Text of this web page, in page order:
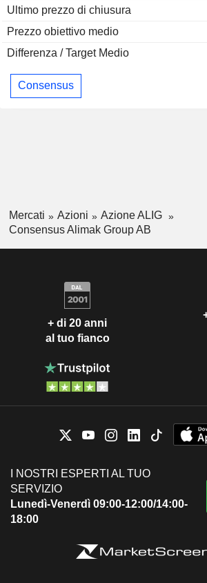
Ultimo prezzo di chiusura
Prezzo obiettivo medio
Differenza / Target Medio
Consensus
Mercati Azioni
Azione ALIG
Consensus Alimak Group AB
+ di 20 anni
al tuo fianco
I NOSTRI ESPERTI AL TUO
SERVIZIO
Lunedì-Venerdì 09:00-12:00/14:00-
18:00